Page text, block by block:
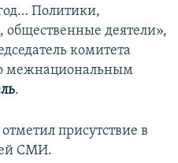
Политики,
деятели»,
комитета
межнациональным
.
присутствие в
СМИ.